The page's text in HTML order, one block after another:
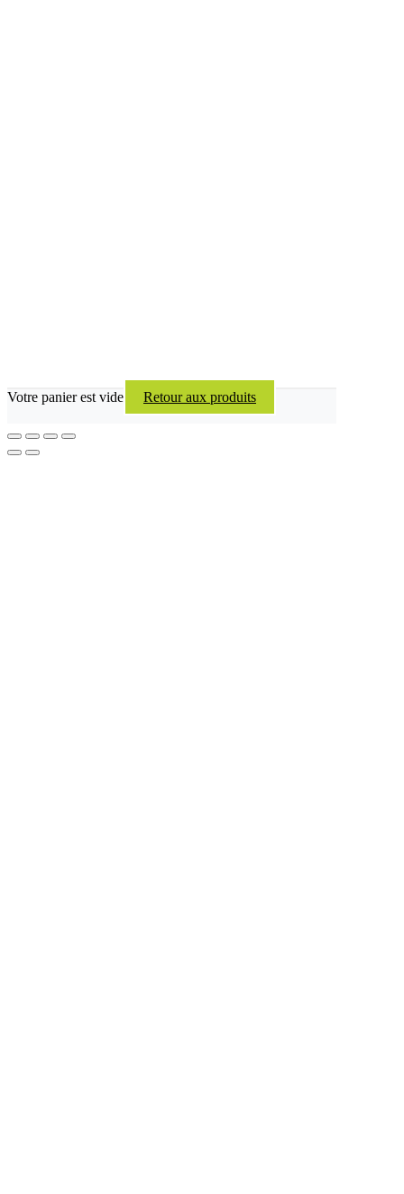
Votre panier est vide Retour aux produits